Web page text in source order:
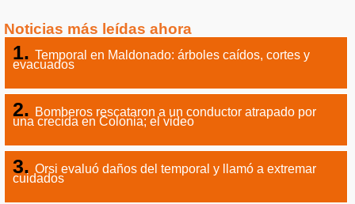
Noticias más leídas ahora
Temporal en Maldonado: árboles caídos, cortes y
evacuados
Bomberos rescataron a un conductor atrapado por
una crecida en Colonia; el video
Orsi evaluó daños del temporal y llamó a extremar
cuidados